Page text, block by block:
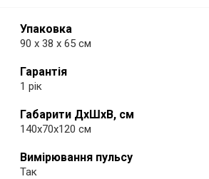
Упаковка
90 х 38 х 65 см
Гарантія
1 рік
Габарити ДхШхВ, см
140х70х120 см
Вимірювання пульсу
Так